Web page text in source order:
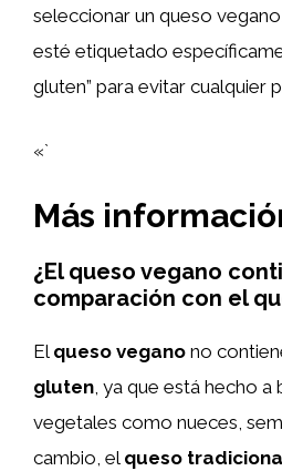
seleccionar un queso
esté etiquetado
gluten” para evitar cualquier
«`
Más
¿El queso vegano
comparación con el
El queso vegano no
gluten, ya que está hecho a
vegetales como nueces,
cambio, el queso